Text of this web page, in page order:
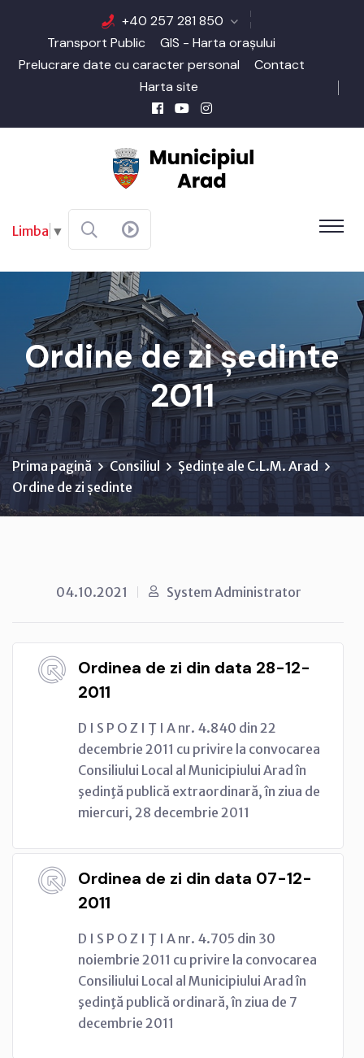
+40 257 281 850
Transport Public
GIS - Harta orașului
Prelucrare date cu caracter personal
Contact
Harta site
Limba ▼
Ordine de zi ședinte
2011
Prima pagină Consiliul
Ședințe ale C.L.M. Arad
Ordine de zi ședinte
04.10.2021 System Administrator
Ordinea de zi din data 28-12-
2011
D I S P O Z I Ţ I A nr. 4.840 din 22
decembrie 2011 cu privire la convocarea
Consiliului Local al Municipiului Arad în
şedinţă publică extraordinară, în ziua de
miercuri, 28 decembrie 2011
Ordinea de zi din data 07-12-
2011
D I S P O Z I Ţ I A nr. 4.705 din 30
noiembrie 2011 cu privire la convocarea
Consiliului Local al Municipiului Arad în
şedinţă publică ordinară, în ziua de 7
decembrie 2011